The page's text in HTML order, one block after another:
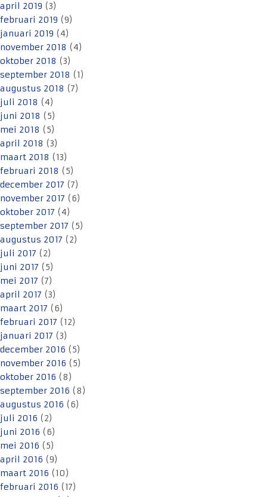
april 2019 (3)
februari 2019 (9)
januari 2019 (4)
november 2018 (4)
oktober 2018 (3)
september 2018 (1)
augustus 2018 (7)
juli 2018 (4)
juni 2018 (5)
mei 2018 (5)
april 2018 (3)
maart 2018 (13)
februari 2018 (5)
december 2017 (7)
november 2017 (6)
oktober 2017 (4)
september 2017 (5)
augustus 2017 (2)
juli 2017 (2)
juni 2017 (5)
mei 2017 (7)
april 2017 (3)
maart 2017 (6)
februari 2017 (12)
januari 2017 (3)
december 2016 (5)
november 2016 (5)
oktober 2016 (8)
september 2016 (8)
augustus 2016 (6)
juli 2016 (2)
juni 2016 (6)
mei 2016 (5)
april 2016 (9)
maart 2016 (10)
februari 2016 (17)